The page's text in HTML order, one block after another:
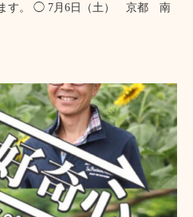
ます。 ◯ 7月6日（土） 京都 南